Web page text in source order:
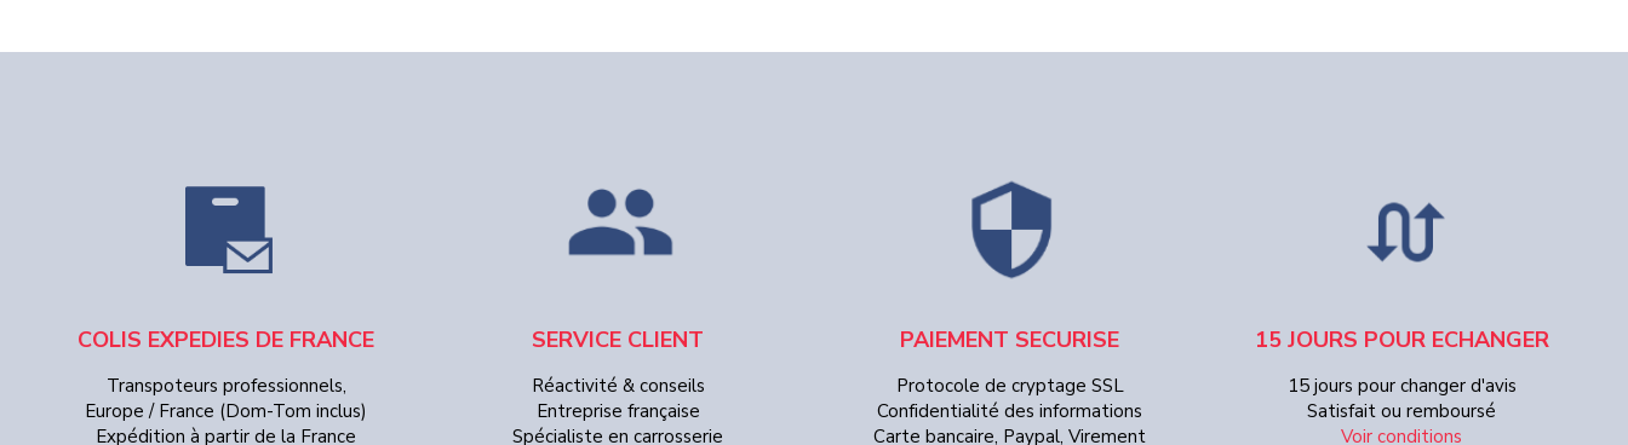
COLIS EXPEDIES DE FRANCE
Transpoteurs professionnels,
Europe / France (Dom-Tom inclus)
Expédition à partir de la France
SERVICE CLIENT
Réactivité & conseils
Entreprise française
Spécialiste en carrosserie
PAIEMENT SECURISE
Protocole de cryptage SSL
Confidentialité des informations
Carte bancaire, Paypal, Virement
15 JOURS POUR ECHANGER
15 jours pour changer d'avis
Satisfait ou remboursé
Voir conditions